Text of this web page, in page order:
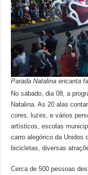
Parada Natalina encanta
No sábado, dia 08, a
Natalina. As 20 alas
cores, luzes, e vários
artísticos, escolas
carro alegórico da Unidos
bicicletas, diversas
Cerca de 500 pessoas